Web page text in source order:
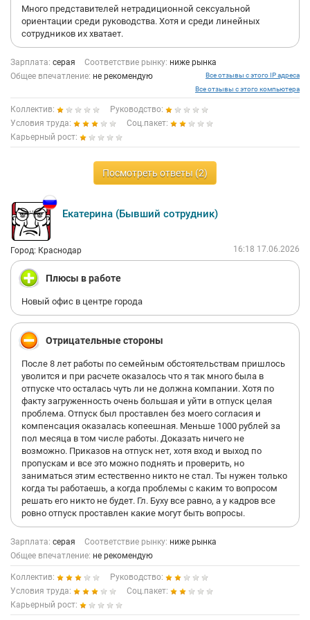
Много представителей нетрадиционной сексуальной
ориентации среди руководства. Хотя и среди линейных
сотрудников их хватает.
Зарплата: серая Соответствие рынку: ниже рынка
Общее впечатление: не рекомендую
Все отзывы с этого IP адреса
Все отзывы с этого компьютера
Коллектив:
Руководство:
Условия труда:
Соц.пакет:
Карьерный рост:
Посмотреть ответы (2)
Екатерина (Бывший сотрудник)
Город: Краснодар 16:18 17.06.2026
Плюсы в работе
Новый офис в центре города
Отрицательные стороны
После 8 лет работы по семейным обстоятельствам пришлось
уволится и при расчете оказалось что я так много была в
отпуске что осталась чуть ли не должна компании. Хотя по
факту загруженность очень большая и уйти в отпуск целая
проблема. Отпуск был проставлен без моего согласия и
компенсация оказалась копеешная. Меньше 1000 рублей за
пол месяца в том числе работы. Доказать ничего не
возможно. Приказов на отпуск нет, хотя вход и выход по
пропускам и все это можно поднять и проверить, но
заниматься этим естественно никто не стал. Ты нужен только
когда ты работаешь, а когда проблемы с каким то вопросом
решать его никто не будет. Гл. Буху все равно, а у кадров все
ровно отпуск проставлен какие могут быть вопросы.
Зарплата: серая Соответствие рынку: ниже рынка
Общее впечатление: не рекомендую
Коллектив:
Руководство:
Условия труда:
Соц.пакет:
Карьерный рост: